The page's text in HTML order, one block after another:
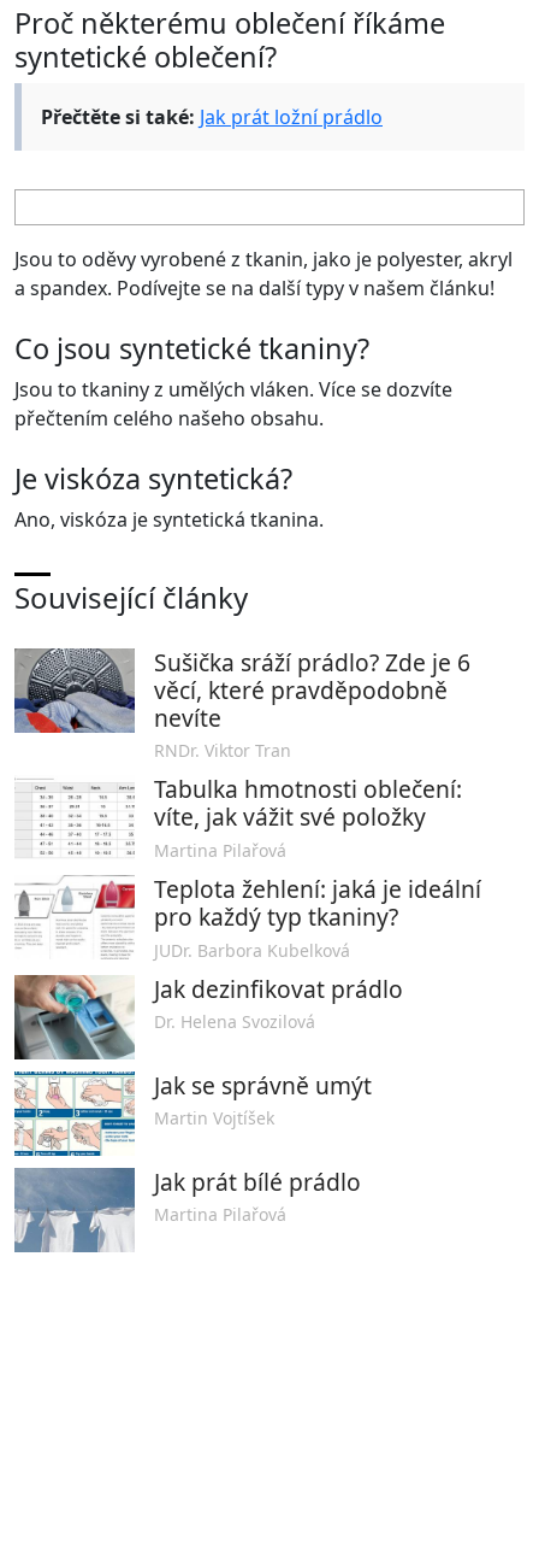
Proč některému oblečení říkáme
syntetické oblečení?
Přečtěte si také: Jak prát ložní prádlo
Jsou to oděvy vyrobené z tkanin, jako je polyester, akryl
a spandex. Podívejte se na další typy v našem článku!
Co jsou syntetické tkaniny?
Jsou to tkaniny z umělých vláken. Více se dozvíte
přečtením celého našeho obsahu.
Je viskóza syntetická?
Ano, viskóza je syntetická tkanina.
Související články
Sušička sráží prádlo? Zde je 6
věcí, které pravděpodobně
nevíte
RNDr. Viktor Tran
Tabulka hmotnosti oblečení:
víte, jak vážit své položky
Martina Pilařová
Teplota žehlení: jaká je ideální
pro každý typ tkaniny?
JUDr. Barbora Kubelková
Jak dezinfikovat prádlo
Dr. Helena Svozilová
Jak se správně umýt
Martin Vojtíšek
Jak prát bílé prádlo
Martina Pilařová